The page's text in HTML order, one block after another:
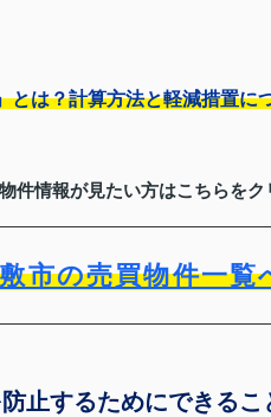
とは？計算方法と軽減措置に
件情報が見たい方はこちらを
市の売買物件一覧
止するためにできるこ